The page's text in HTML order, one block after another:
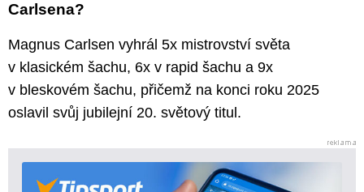
Carlsena?
Magnus Carlsen vyhrál 5x mistrovství světa
v klasickém šachu, 6x v rapid šachu a 9x
v bleskovém šachu, přičemž na konci roku 2025
oslavil svůj jubilejní 20. světový titul.